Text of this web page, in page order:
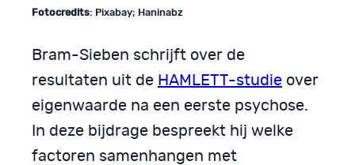
Fotocredits: Pixabay; Haninabz
Bram-Sieben schrijft over de
resultaten uit de HAMLETT-studie over
eigenwaarde na een eerste psychose.
In deze bijdrage bespreekt hij welke
factoren samenhangen met